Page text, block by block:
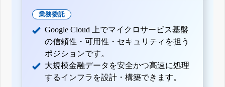
業務委託
Google Cloud 上でマイクロサービス基盤
の信頼性・可用性・セキュリティを担う
ポジションです。
大規模金融データを安全かつ高速に処理
するインフラを設計・構築できます。